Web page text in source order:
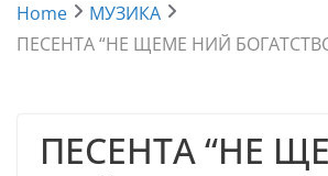
Home
МУЗИКА
ПЕСЕНТА “НЕ ЩЕМЕ НИЙ
ПЕСЕНТА “НЕ